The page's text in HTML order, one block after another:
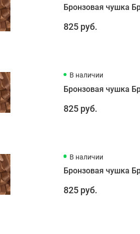
Бронзовая чушка
825 руб.
В наличии
Бронзовая чушка
825 руб.
В наличии
Бронзовая чушка
825 руб.